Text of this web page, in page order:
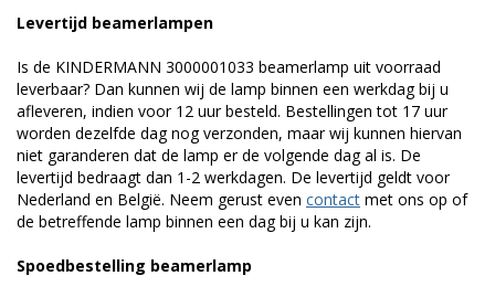
Levertijd beamerlampen
Is de KINDERMANN 3000001033 beamerlamp uit voorraad
leverbaar? Dan kunnen wij de lamp binnen een werkdag bij u
afleveren, indien voor 12 uur besteld. Bestellingen tot 17 uur
worden dezelfde dag nog verzonden, maar wij kunnen hiervan
niet garanderen dat de lamp er de volgende dag al is. De
levertijd bedraagt dan 1-2 werkdagen. De levertijd geldt voor
Nederland en België. Neem gerust even contact met ons op of
de betreffende lamp binnen een dag bij u kan zijn.
Spoedbestelling beamerlamp